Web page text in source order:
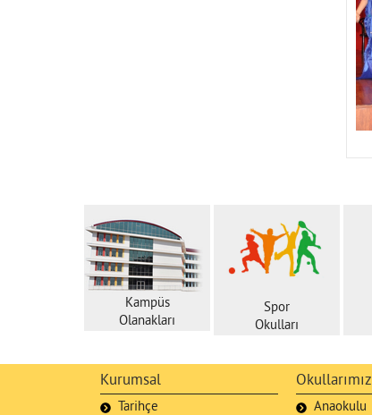
Kampüs
Olanakları
Spor
Okulları
Kurumsal
Tarihçe
Okullarımız
Anaokulu